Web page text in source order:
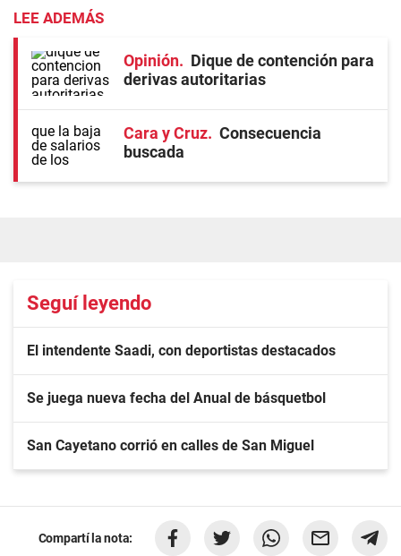
LEE ADEMÁS
Opinión
Dique de contención para
derivas autoritarias
Cara y Cruz
Consecuencia
buscada
Seguí leyendo
El intendente Saadi, con deportistas destacados
Se juega nueva fecha del Anual de básquetbol
San Cayetano corrió en calles de San Miguel
Compartí la nota: